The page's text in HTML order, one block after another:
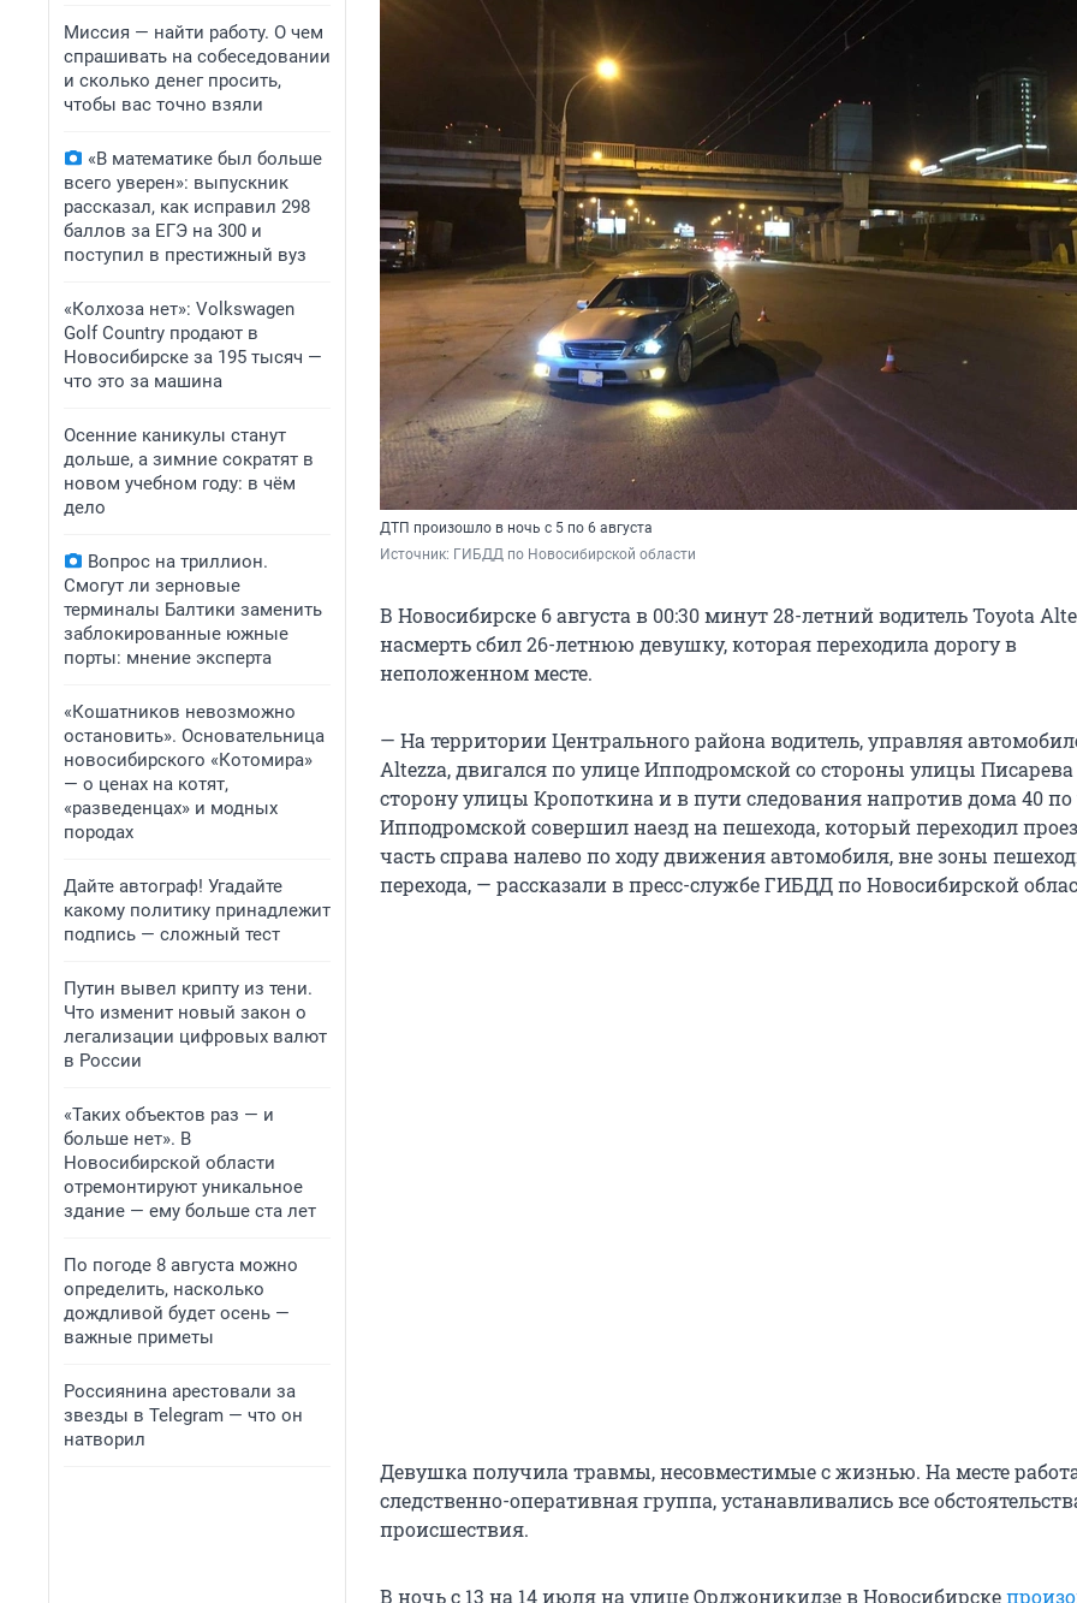
Миссия — найти работу. О чем
спрашивать на собеседовании
и сколько денег просить,
чтобы вас точно взяли
«В математике был больше
всего уверен»: выпускник
рассказал, как исправил 298
баллов за ЕГЭ на 300 и
поступил в престижный вуз
«Колхоза нет»: Volkswagen
Golf Сountry продают в
Новосибирске за 195 тысяч —
что это за машина
Осенние каникулы станут
дольше, а зимние сократят в
новом учебном году: в чём
дело
Вопрос на триллион.
Смогут ли зерновые
терминалы Балтики заменить
заблокированные южные
порты: мнение эксперта
«Кошатников невозможно
остановить». Основательница
новосибирского «Котомира»
— о ценах на котят,
«разведенцах» и модных
породах
Дайте автограф! Угадайте
какому политику принадлежит
подпись — сложный тест
Путин вывел крипту из тени.
Что изменит новый закон о
легализации цифровых валют
в России
«Таких объектов раз — и
больше нет». В
Новосибирской области
отремонтируют уникальное
здание — ему больше ста лет
По погоде 8 августа можно
определить, насколько
дождливой будет осень —
важные приметы
Россиянина арестовали за
звезды в Telegram — что он
натворил
ДТП произошло в ночь с 5 по 6 августа
Источник: ГИБДД по Новосибирской области
В Новосибирске 6 августа в 00:30 минут 28-летний водитель Toyota
насмерть сбил 26-летнюю девушку, которая переходила дорогу в
неположенном месте.
— На территории Центрального района водитель, управляя
Altezza, двигался по улице Ипподромской со стороны улицы
сторону улицы Кропоткина и в пути следования напротив дома 40 по
Ипподромской совершил наезд на пешехода, который переходил
часть справа налево по ходу движения автомобиля, вне зоны
перехода, — рассказали в пресс-службе ГИБДД по Новосибирской
Девушка получила травмы, несовместимые с жизнью. На месте
следственно-оперативная группа, устанавливались все
происшествия.
В ночь с 13 на 14 июля на улице Орджоникидзе в Новосибирске